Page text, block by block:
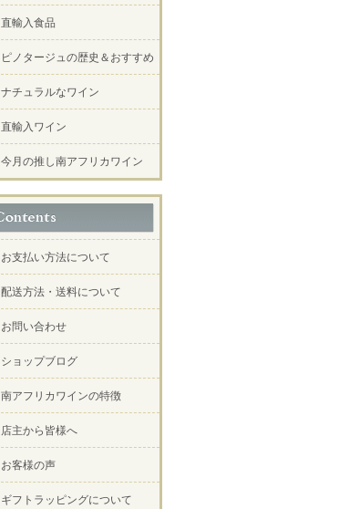
直輸入食品
ピノタージュの歴史＆おすすめ
ナチュラルなワイン
直輸入ワイン
今月の推し南アフリカワイン
お支払い方法について
配送方法・送料について
お問い合わせ
ショップブログ
南アフリカワインの特徴
店主から皆様へ
お客様の声
ギフトラッピングについて